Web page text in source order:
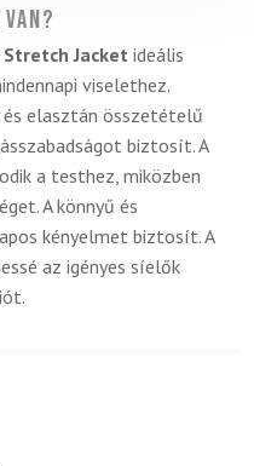
Stretch Jacket ideális
viselethez.
elasztán összetételű
biztosít. A
a testhez, miközben
A könnyű és
kényelmet biztosít. A
az igényes síelők